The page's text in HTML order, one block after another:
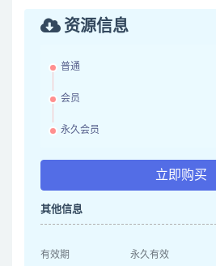
资源信息
普通
会员
永久会员
立即购买
其他信息
有效期 永久有效